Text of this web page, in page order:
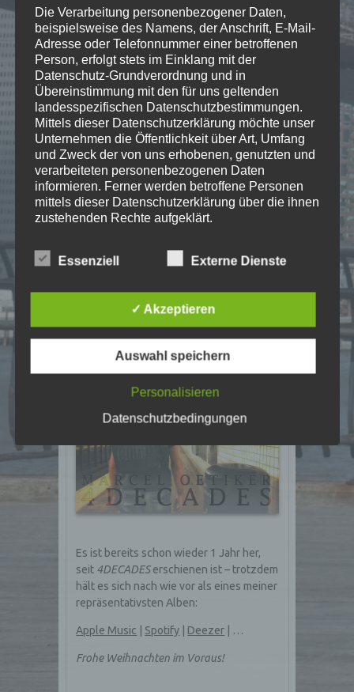
verfügbar in den gängigen
Musikdiensten:
AppleMusic
, Spotify, Deezer iTunes
YouTube Music
07
DEZ.
«4DECADES»
Es ist bereits schon wieder 1 Jahr her,
seit 4DECADESerschienen ist – trotzdem
hält es sich nach wie vor als eines meiner
repräsentativsten Alben:
Apple Music Spotify Deezer | …
Frohe Weihnachten im Voraus!
Die Verarbeitung personenbezogener Daten,
beispielsweise des Namens, der Anschrift, E-Mail-
Adresse oder Telefonnummer einer betroffenen
Person, erfolgt stets im Einklang mit der
Datenschutz-Grundverordnung und in
Übereinstimmung mit den für uns geltenden
landesspezifischen Datenschutzbestimmungen.
Mittels dieser Datenschutzerklärung möchte unser
Unternehmen die Öffentlichkeit über Art, Umfang
und Zweck der von uns erhobenen, genutzten und
verarbeiteten personenbezogenen Daten
informieren. Ferner werden betroffene Personen
mittels dieser Datenschutzerklärung über die ihnen
zustehenden Rechte aufgeklärt.
Wir haben als für die Verarbeitung Verantwortlicher
zahlreiche technische und organisatorische
lückenlosen Schutz der über diese Internetseite
verarbeiteten personenbezogenen Daten
sicherzustellen. Dennoch können Internetbasierte
Datenübertragungen grundsätzlich
Sicherheitslücken aufweisen, sodass ein absoluter
Schutz nicht gewährleistet werden kann. Aus
diesem Grund steht es jeder betroffenen Person
alternativen Wegen, beispielsweise telefonisch, an
Begriffsbestimmungen
Die Datenschutzerklärung beruht auf den
Begrifflichkeiten, die durch den Europäischen Richtlinien-
Datenschutzerklärung soll sowohl für die Öffentlichkeit
als auch für unsere Kunden und Geschäftspartner
einfach lesbar und verständlich sein. Um dies zu
gewährleisten, möchten wir vorab die verwendeten
Begrifflichkeiten erläutern.
Wir verwenden in dieser Datenschutzerklärung
unter anderem die folgenden Begriffe:
Essenziell Externe Dienste
✓ Akzeptieren
Auswahl speichern
Personalisieren
Datenschutzbedingungen